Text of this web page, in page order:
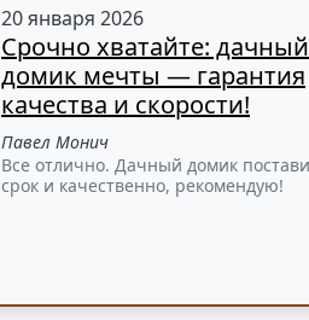
20 января 2026
Срочно хватайте: дачный
домик мечты — гарантия
качества и скорости!
Павел Монич
Все отлично. Дачный домик
срок и качественно, рекомендую!